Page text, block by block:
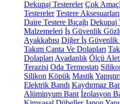
Dekupaj Testereler Çok
Testereler Testere Aksesuarları
Daire Testere Bıçağı Dekupaj
Malzemeleri İş Güvenlik
Ayakkabısı Diğer İş Güvenlik
Takım Çanta Ve Dolapları
Dolapları Avadanlık Ölçü
Terazisi Oda Termostatı
Silikon Köpük Mastik
Elektrik Bandı Kaydırmaz
Alüminyum Bant İzolasyon